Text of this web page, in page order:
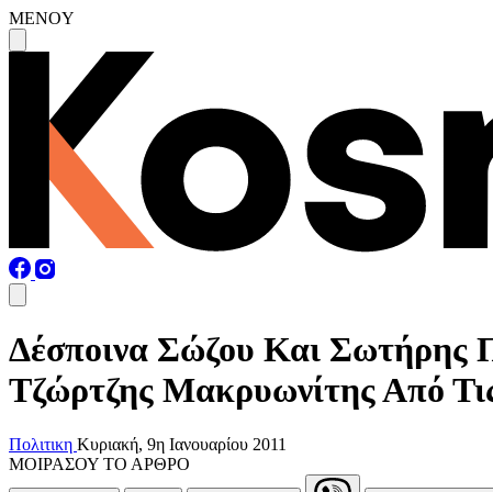
MENOY
Δέσποινα Σώζου Και Σωτήρης
Τζώρτζης Μακρυωνίτης Από
Πολιτικη Κυριακή, 9η Ιανουαρίου 2011
ΜΟΙΡΑΣΟΥ ΤΟ ΑΡΘΡΟ